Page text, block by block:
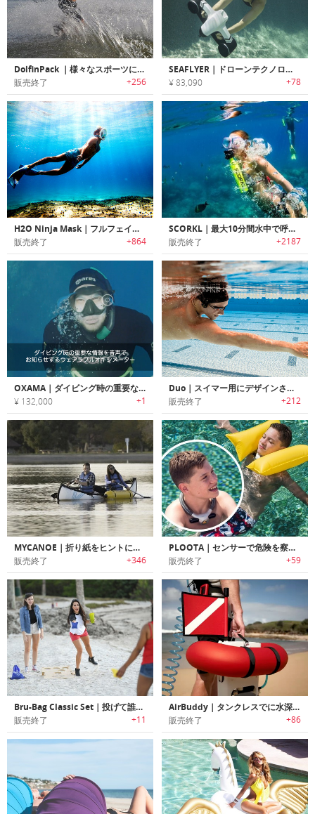
DolfinPack ｜様々なスポーツに最適な水分補給バックパック「ドルフィンパック」
販売終了 +256
SEAFLYER｜ドローンテクノロジーを応用したポータブル水中スクーター「シーフライヤー」
¥ 83,090 +78
H2O Ninja Mask｜フルフェイスシュノーケルマスク「ニンジャマスク」
販売終了 +864
SCORKL｜最大10分間水中で呼吸できる再充填可能な軽量・ポータブルシリンダー「スコークル」
販売終了 +2187
OXAMA｜ダイビング時の重要な情報を音声でお知らせするウェアラブルオキシメーターコンピューター「オクサーマ」
¥ 132,000 +1
Duo｜スイマー用にデザインされた骨伝導アンダーウォーターMP3プレイヤー「デュオ」
販売終了 +212
MYCANOE｜折り紙をヒントにデザインされた折りたたみ方式カヌー「マイカヌー」
販売終了 +346
PLOOTA｜センサーで危険を察知すると自動でフロートが展開する水難事故防止デバイス「プルータ」
販売終了 +59
Bru-Bag Classic Set｜投げて誰でも簡単に楽しめるヤードゲームボード「ブルーバッグ」
販売終了 +11
AirBuddy｜タンクレスでに水深12mのダイビングが楽しめるダイビングギア「エアバディー」
販売終了 +86